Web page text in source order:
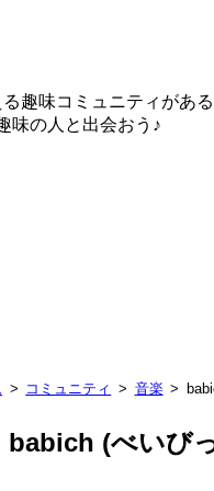
趣味コミュニティがある
味の人と出会おう♪
コミュニティ 音楽
babich (べいび